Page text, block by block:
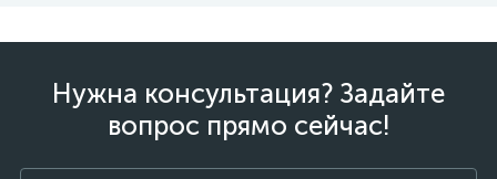
Нужна консультация? Задайте
вопрос прямо сейчас!